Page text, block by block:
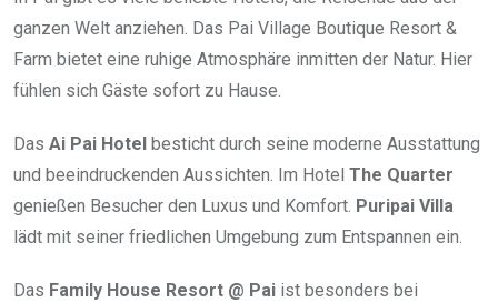
ganzen Welt anziehen. Das Pai Village Boutique Resort &
Farm bietet eine ruhige Atmosphäre inmitten der Natur. Hier
fühlen sich Gäste sofort zu Hause.
Das Ai Pai Hotel besticht durch seine moderne Ausstattung
und beeindruckenden Aussichten. Im Hotel The Quarter
genießen Besucher den Luxus und Komfort. Puripai Villa
lädt mit seiner friedlichen Umgebung zum Entspannen ein.
Das Family House Resort @ Pai ist besonders bei